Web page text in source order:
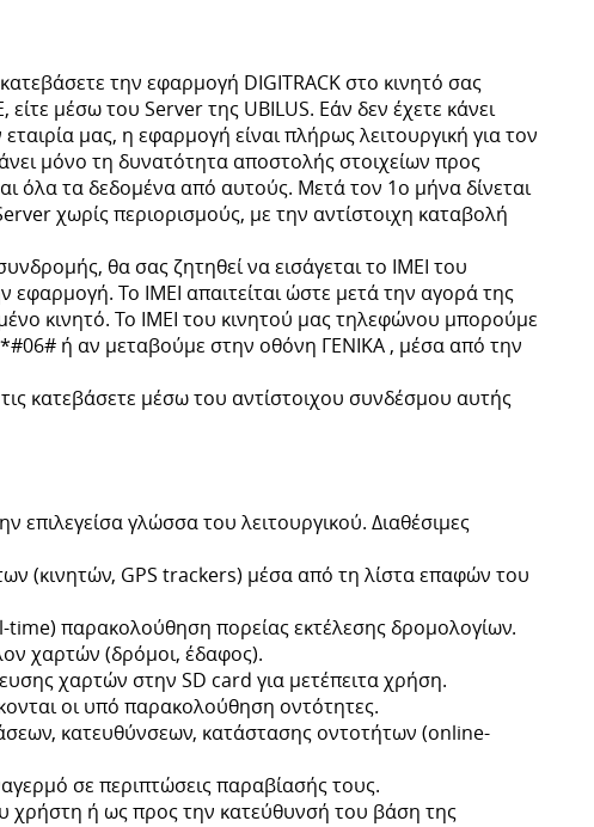
την εφαρμογή DIGITRACK στο κινητό σας
είτε μέσω του Server της UBILUS. Εάν δεν έχετε κάνει
μας, η εφαρμογή είναι πλήρως λειτουργική για τον
μόνο τη δυνατότητα αποστολής στοιχείων προς
όλα τα δεδομένα από αυτούς. Μετά τον 1ο μήνα δίνεται
χωρίς περιορισμούς, με την αντίστοιχη καταβολή
θα σας ζητηθεί να εισάγεται το IMEI του
εφαρμογή. To IMEI απαιτείται ώστε μετά την αγορά της
κινητό. Το ΙΜΕΙ του κινητού μας τηλεφώνου μπορούμε
ή αν μεταβούμε στην οθόνη ΓΕΝΙΚΑ , μέσα από την
κατεβάσετε μέσω του αντίστοιχου συνδέσμου αυτής
γλώσσα του λειτουργικού. Διαθέσιμες
(κινητών, GPS trackers) μέσα από τη λίστα επαφών του
παρακολούθηση πορείας εκτέλεσης δρομολογίων.
χαρτών (δρόμοι, έδαφος).
χαρτών στην SD card για μετέπειτα χρήση.
οι υπό παρακολούθηση οντότητες.
κατευθύνσεων, κατάστασης οντοτήτων (online-
σε περιπτώσεις παραβίασής τους.
χρήστη ή ως προς την κατεύθυνσή του βάση της